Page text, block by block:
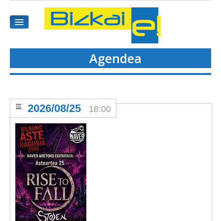
GAIAK
AGENDEA
KOMUNITATEA
ALBISTE GUZTIAK
BIDEOAK
Agendea
2026/08/25 18:00